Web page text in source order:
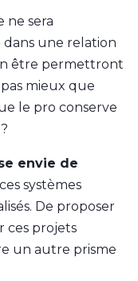
ne sera
dans une relation
être permettront
mieux que
le pro conserve
envie de
systèmes
De proposer
ces projets
un autre prisme